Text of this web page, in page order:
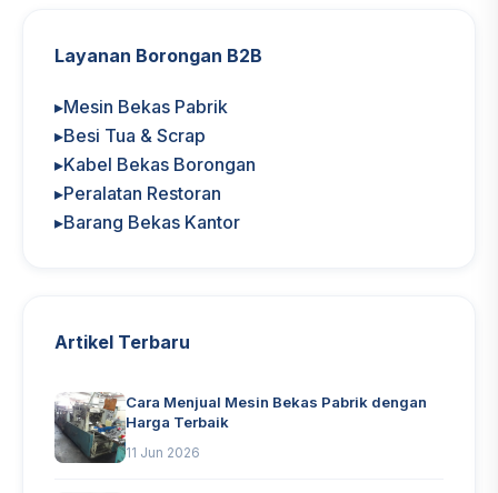
Layanan Borongan B2B
▸Mesin Bekas Pabrik
▸Besi Tua & Scrap
▸Kabel Bekas Borongan
▸Peralatan Restoran
▸Barang Bekas Kantor
Artikel Terbaru
Cara Menjual Mesin Bekas Pabrik dengan
Harga Terbaik
11 Jun 2026